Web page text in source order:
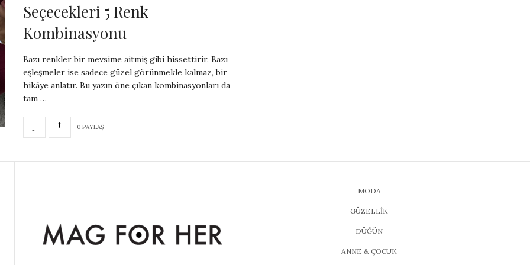
Seçecekleri 5 Renk
Kombinasyonu
Bazı renkler bir mevsime aitmiş gibi hissettirir. Bazı
eşleşmeler ise sadece güzel görünmekle kalmaz, bir
hikâye anlatır. Bu yazın öne çıkan kombinasyonları da
tam …
0 PAYLAŞ
MODA
GÜZELLİK
DÜĞÜN
ANNE & ÇOCUK